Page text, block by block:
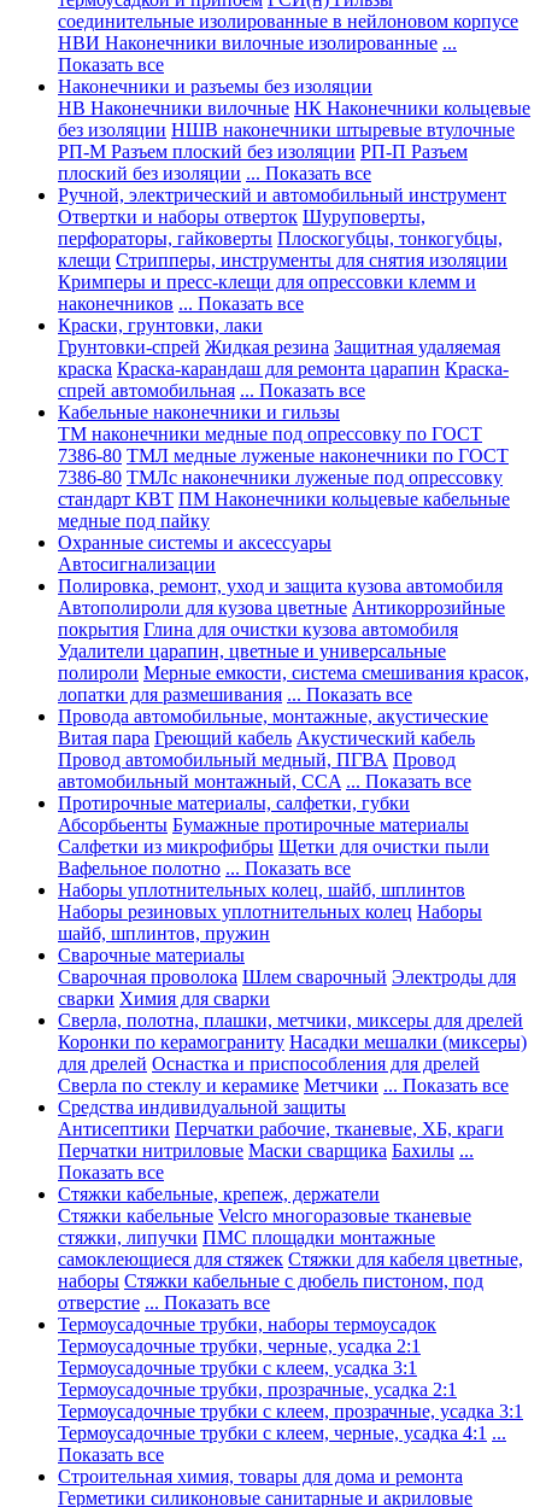
соединительные изолированные в нейлоновом корпусе
НВИ Наконечники вилочные изолированные ...
Показать все
Наконечники и разъемы без изоляции
НВ Наконечники вилочные НК Наконечники кольцевые
без изоляции НШВ наконечники штыревые втулочные
РП-М Разъем плоский без изоляции РП-П Разъем
плоский без изоляции ... Показать все
Ручной, электрический и автомобильный инструмент
Отвертки и наборы отверток Шуруповерты,
перфораторы, гайковерты Плоскогубцы, тонкогубцы,
клещи Стрипперы, инструменты для снятия изоляции
Кримперы и пресс-клещи для опрессовки клемм и
наконечников ... Показать все
Краски, грунтовки, лаки
Грунтовки-спрей Жидкая резина Защитная удаляемая
краска Краска-карандаш для ремонта царапин Краска-
спрей автомобильная ... Показать все
Кабельные наконечники и гильзы
ТМ наконечники медные под опрессовку по ГОСТ
7386-80 ТМЛ медные луженые наконечники по ГОСТ
7386-80 ТМЛс наконечники луженые под опрессовку
стандарт КВТ ПМ Наконечники кольцевые кабельные
медные под пайку
Охранные системы и аксессуары
Автосигнализации
Полировка, ремонт, уход и защита кузова автомобиля
Автополироли для кузова цветные Антикоррозийные
покрытия Глина для очистки кузова автомобиля
Удалители царапин, цветные и универсальные
полироли Мерные емкости, система смешивания красок,
лопатки для размешивания ... Показать все
Провода автомобильные, монтажные, акустические
Витая пара Греющий кабель Акустический кабель
Провод автомобильный медный, ПГВА Провод
автомобильный монтажный, CCA ... Показать все
Протирочные материалы, салфетки, губки
Абсорбьенты Бумажные протирочные материалы
Салфетки из микрофибры Щетки для очистки пыли
Вафельное полотно ... Показать все
Наборы уплотнительных колец, шайб, шплинтов
Наборы резиновых уплотнительных колец Наборы
шайб, шплинтов, пружин
Сварочные материалы
Сварочная проволока Шлем сварочный Электроды для
сварки Химия для сварки
Сверла, полотна, плашки, метчики, миксеры для дрелей
Коронки по керамограниту Насадки мешалки (миксеры)
для дрелей Оснастка и приспособления для дрелей
Сверла по стеклу и керамике Метчики ... Показать все
Средства индивидуальной защиты
Антисептики Перчатки рабочие, тканевые, ХБ, краги
Перчатки нитриловые Маски сварщика Бахилы ...
Показать все
Стяжки кабельные, крепеж, держатели
Стяжки кабельные Velcro многоразовые тканевые
стяжки, липучки ПМС площадки монтажные
самоклеющиеся для стяжек Стяжки для кабеля цветные,
наборы Стяжки кабельные с дюбель пистоном, под
отверстие ... Показать все
Термоусадочные трубки, наборы термоусадок
Термоусадочные трубки, черные, усадка 2:1
Термоусадочные трубки с клеем, усадка 3:1
Термоусадочные трубки, прозрачные, усадка 2:1
Термоусадочные трубки с клеем, прозрачные, усадка 3:1
Термоусадочные трубки с клеем, черные, усадка 4:1 ...
Показать все
Строительная химия, товары для дома и ремонта
Герметики силиконовые санитарные и акриловые